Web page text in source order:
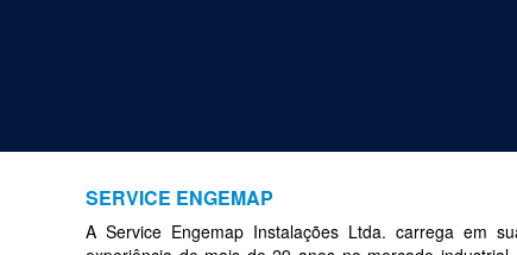
SERVICE ENGEMAP
A Service Engemap Instalações Ltda. carrega em